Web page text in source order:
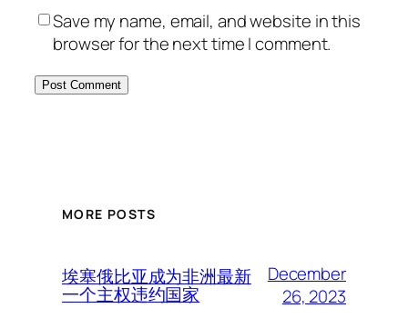
Save my name, email, and website in this
browser for the next time I comment.
MORE POSTS
埃塞俄比亚成为非洲最新
一个主权违约国家
December
26, 2023